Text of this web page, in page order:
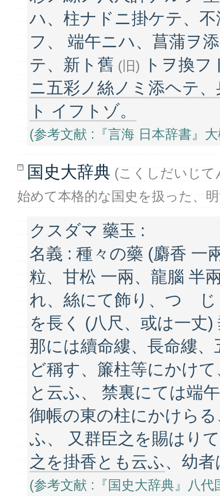
ハ、柱ナドニ掛ケテ、
フ、 端午ニハ、菖蒲ヲ
テ、新ト舊 (旧)
トヲ換
ニ五彩ノ絲ノミ添ヘテ
ト イフトゾ。
(参考文献 :『言海 日本辞書』
国史大辞典 (こくしだいじて
始めて本格的な国史を扱った、
クスダマ 藥玉 :
名義 : 種々の藥 (麝香 一
粒、甘松 一兩、龍腦 半
れ、絲にて飾り、つゝ
を長く (八尺、或は一丈
那には續命縷、長命縷
ど稱す、簾柱等にかけ
と云ふ、 禁裏にては端
御帳の東の柱にかけら
ふ、 又群臣之を賜はり
之を掛香とも云ふ、幼
(参考文献 :『国史大辞典』八